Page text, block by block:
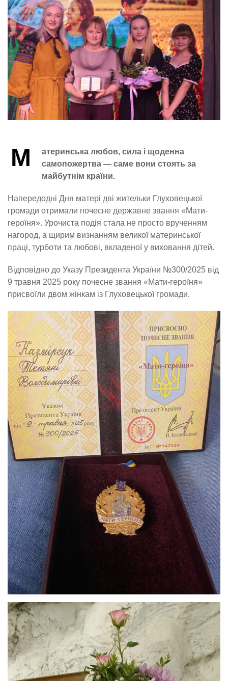
М
атеринська любов, сила і щоденна
самопожертва — саме вони стоять за
майбутнім країни.
Напередодні Дня матері дві жительки Глуховецької
громади отримали почесне державне звання «Мати-
героїня». Урочиста подія стала не просто врученням
нагород, а щирим визнанням великої материнської
праці, турботи та любові, вкладеної у виховання дітей.
Відповідно до Указу Президента України №300/2025 від
9 травня 2025 року почесне звання «Мати-героїня»
присвоїли двом жінкам із Глуховецької громади.